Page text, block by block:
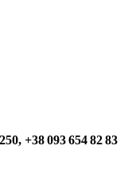
+38 093 654 82 83